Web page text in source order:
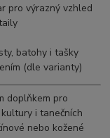
pro výrazný vzhled
batohy i tašky
(dle varianty)
doplňkem pro
i tanečních
nebo kožené